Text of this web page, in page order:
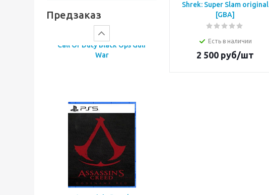
Предзаказ
Call Of Duty Black Ops Gulf
War
Shrek: Super Slam original
[GBA]
Есть в наличии
2 500руб/шт